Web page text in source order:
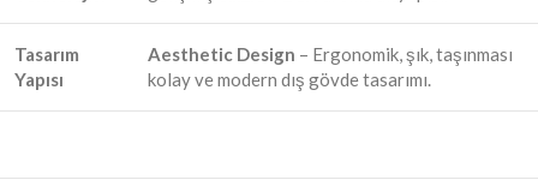
Tasarım
Yapısı
Aesthetic Design – Ergonomik, şık, taşınması
kolay ve modern dış gövde tasarımı.